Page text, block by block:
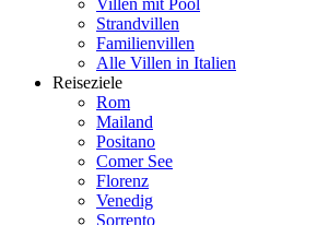
Villen mit Pool
Strandvillen
Familienvillen
Alle Villen in Italien
Reiseziele
Rom
Mailand
Positano
Comer See
Florenz
Venedig
Sorrento